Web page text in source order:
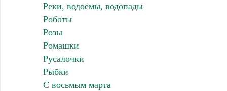
Реки, водоемы, водопады
Роботы
Розы
Ромашки
Русалочки
Рыбки
С восьмым марта